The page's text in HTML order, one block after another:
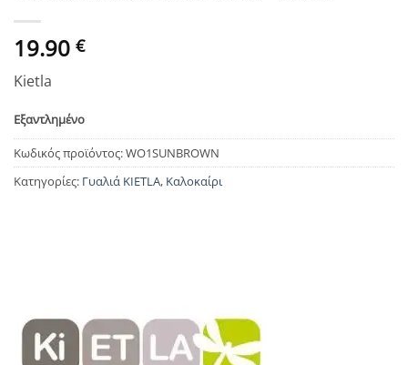
19.90 €
Kietla
Εξαντλημένο
Κωδικός προϊόντος:WO1SUNBROWN
Κατηγορίες: Γυαλιά ΚΙΕΤLA, Καλοκαίρι